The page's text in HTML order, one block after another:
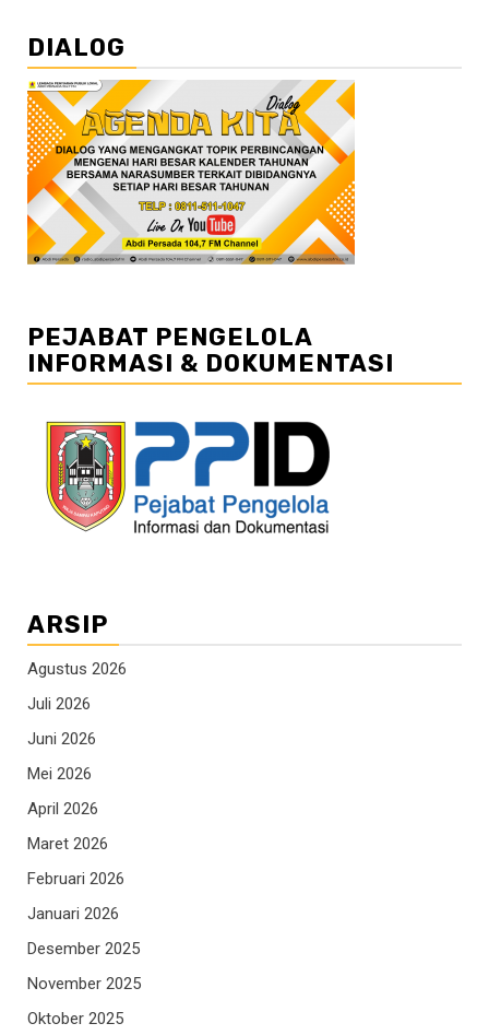
DIALOG
PEJABAT PENGELOLA
INFORMASI & DOKUMENTASI
ARSIP
Agustus 2026
Juli 2026
Juni 2026
Mei 2026
April 2026
Maret 2026
Februari 2026
Januari 2026
Desember 2025
November 2025
Oktober 2025